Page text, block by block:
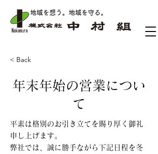
地域を想う。地域を守る 。
< Back
年末年始の営業につい
て
平素は格別のお引き立てを賜り厚く御礼
申し上げます。
弊社では、誠に勝手ながら下記日程を冬